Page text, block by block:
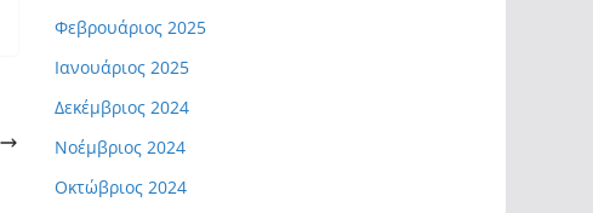
Φεβρουάριος 2025
Ιανουάριος 2025
Δεκέμβριος 2024
Νοέμβριος 2024
Οκτώβριος 2024